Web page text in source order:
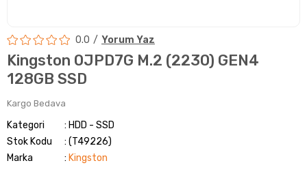
0.0 Yorum Yaz
Kingston 0JPD7G M.2 (2230) GEN4
128GB SSD
Kargo Bedava
Kategori
HDD - SSD
Stok Kodu
(T49226)
Marka
: Kingston